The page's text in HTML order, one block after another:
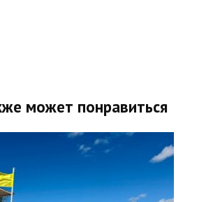
может понравиться